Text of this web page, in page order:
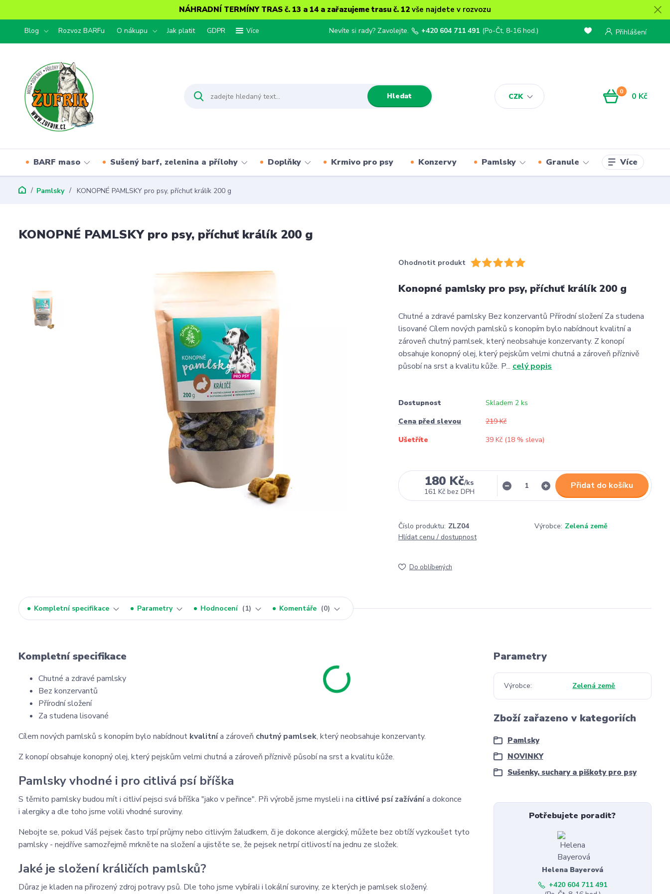
NÁHRADNÍ TERMÍNY TRAS č. 13 a 14 a zařazujeme trasu č. 12 vše najdete v rozvozu
Blog Rozvoz BARFu O nákupu Jak platit GDPR Více
CZK
Přihlášení
Hledat
Nevíte si rady? Zavolejte. +420 604 711 491 (Po-Čt, 8-16 hod.)
0 0 Kč
BARF maso Sušený barf, zelenina a přílohy Doplňky Krmivo pro psy Konzervy Pamlsky Granule Více
Pamlsky KONOPNÉ PAMLSKY pro psy, příchuť králík 200 g
KONOPNÉ PAMLSKY pro psy, příchuť králík 200 g
Ohodnotit produkt
Konopné pamlsky pro psy, příchuť králík 200 g
Chutné a zdravé pamlsky Bez konzervantů Přírodní složení Za studena
lisované Cílem nových pamlsků s konopím bylo nabídnout kvalitní a
zároveň chutný pamlsek, který neobsahuje konzervanty. Z konopí
obsahuje konopný olej, který pejskům velmi chutná a zároveň příznivě
působí na srst a kvalitu kůže. P... celý popis
Dostupnost
Skladem 2 ks
Cena před slevou
219 Kč
Ušetříte
39 Kč (18 % sleva)
180 Kč/ks
161 Kč bez DPH
Přidat do košíku
Číslo produktu: ZLZ04 Výrobce: Zelená země
Hlídat cenu / dostupnost
Do oblíbených
Kompletní specifikace Parametry Hodnocení 1 Komentáře 0
Kompletní specifikace
Chutné a zdravé pamlsky
Bez konzervantů
Přírodní složení
Za studena lisované
Cílem nových pamlsků s konopím bylo nabídnout kvalitnía zároveň chutný pamlsek, který neobsahuje konzervanty.
Z konopí obsahuje konopný olej, který pejskům velmi chutná a zároveň příznivě působí na srst a kvalitu kůže.
Pamlsky vhodné i pro citlivá psí bříška
S těmito pamlsky budou mít i citliví pejsci svá bříška "jako v peřince". Při výrobě jsme mysleli i na citlivé psí zažívánía dokonce
i alergiky a dle toho jsme volili vhodné suroviny.
Nebojte se, pokud Váš pejsek často trpí průjmy nebo citlivým žaludkem, či je dokonce alergický, můžete bez obtíží vyzkoušet tyto
pamlsky - nejdříve samozřejmě mrkněte na složení a ujistěte se, že pejsek netrpí citlivostí na jednu ze složek.
Jaké je složení králičích pamlsků?
Důraz je kladen na přirozený zdroj potravy psů. Dle toho jsme vybírali i lokální suroviny, ze kterých je pamlsek složený.
Parametry
Výrobce Zelená země
Zboží zařazeno v kategoriích
Pamlsky
NOVINKY
Sušenky, suchary a piškoty pro psy
Potřebujete poradit?
Helena Bayerová
+420 604 711 491